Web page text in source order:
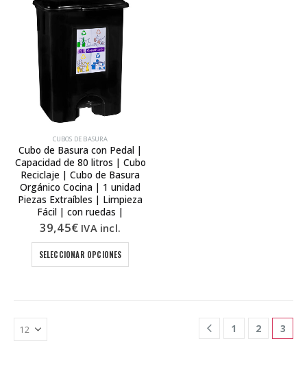
CUBOS DE BASURA
Cubo de Basura con Pedal |
Capacidad de 80 litros | Cubo
Reciclaje | Cubo de Basura
Orgánico Cocina | 1 unidad
Piezas Extraíbles | Limpieza
Fácil | con ruedas |
39,45€ IVA incl.
SELECCIONAR OPCIONES
variantes.
1 2 3